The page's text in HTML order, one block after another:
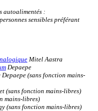
autoalimentés :
sensibles préférant
Mitel Aastra
Depaepe
Depaepe (sans fonction mains-
(sans fonction mains-libres)
mains-libres)
(sans fonction mains-libres)